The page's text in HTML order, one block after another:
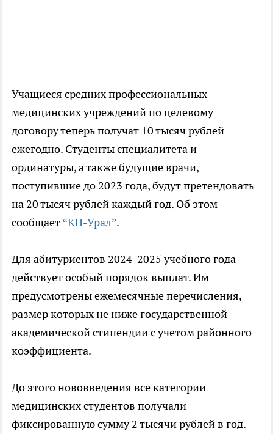
Учащиеся средних профессиональных
медицинских учреждений по целевому
договору теперь получат 10 тысяч рублей
ежегодно. Студенты специалитета и
ординатуры, а также будущие врачи,
поступившие до 2023 года, будут претендовать
на 20 тысяч рублей каждый год. Об этом
сообщает “КП-Урал”.
Для абитуриентов 2024-2025 учебного года
действует особый порядок выплат. Им
предусмотрены ежемесячные перечисления,
размер которых не ниже государственной
академической стипендии с учетом районного
коэффициента.
До этого нововведения все категории
медицинских студентов получали
фиксированную сумму 2 тысячи рублей в год.